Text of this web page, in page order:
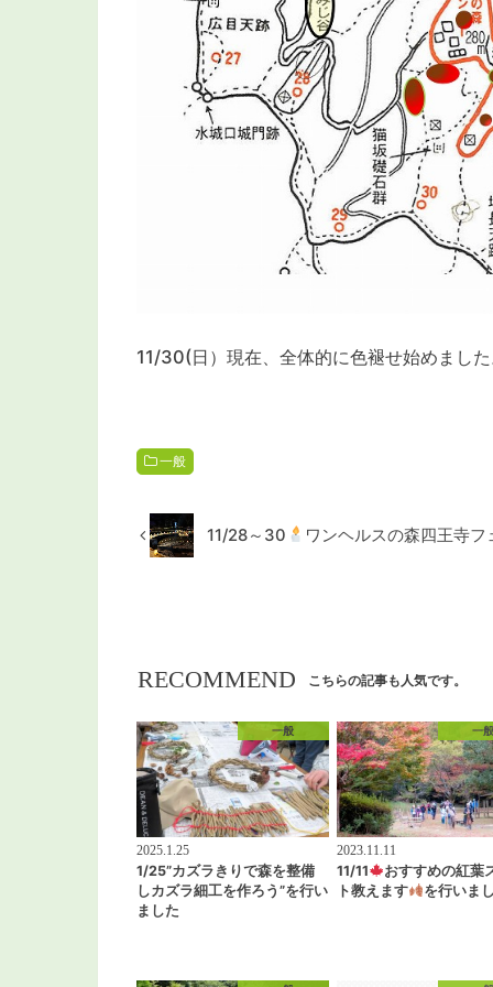
11/30(日）現在、全体的に色褪せ始めまし
一般
11/28～30 ワンヘルスの森四王寺フ
RECOMMEND こちらの記事も人気です。
一般
2025.1.25
1/25”カズラきりで森を整備
しカズラ細工を作ろう”を行い
ました
一
2023.11.11
11/11
おすすめの紅葉
ト教えます
を行いま